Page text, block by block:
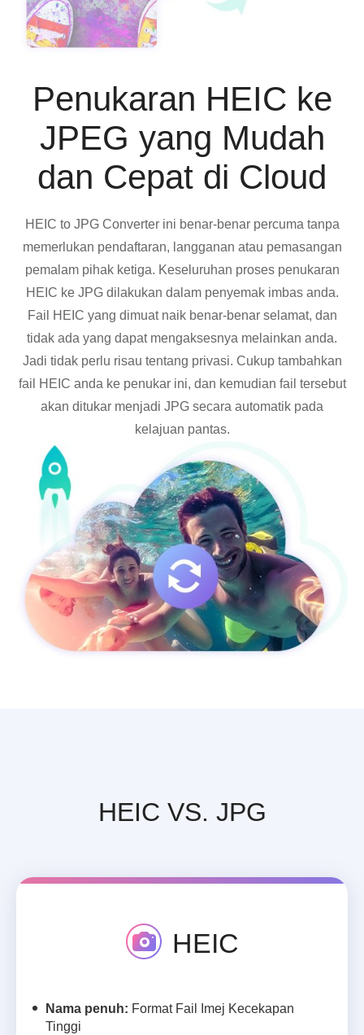
Penukaran HEIC ke
JPEG yang Mudah
dan Cepat di Cloud
HEIC to JPG Converter ini benar-benar percuma tanpa
memerlukan pendaftaran, langganan atau pemasangan
pemalam pihak ketiga. Keseluruhan proses penukaran
HEIC ke JPG dilakukan dalam penyemak imbas anda.
Fail HEIC yang dimuat naik benar-benar selamat, dan
tidak ada yang dapat mengaksesnya melainkan anda.
Jadi tidak perlu risau tentang privasi. Cukup tambahkan
fail HEIC anda ke penukar ini, dan kemudian fail tersebut
akan ditukar menjadi JPG secara automatik pada
kelajuan pantas.
HEIC VS. JPG
HEIC
Nama penuh: Format Fail Imej Kecekapan
Tinggi